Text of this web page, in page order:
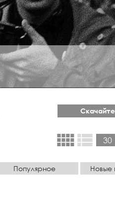
view_comfyview_list 30
Популярное Новые